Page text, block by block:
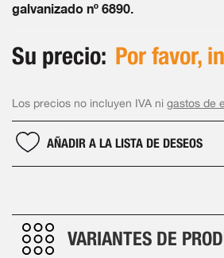
galvanizado nº 6890.
Su precio: Por favor,
Los precios no incluyen IVA ni gastos de
AÑADIR A LA LISTA DE DESEOS
VARIANTES DE